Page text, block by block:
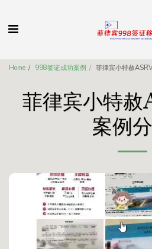
Home 998签证成功案例 菲律宾小特赦
菲律宾小特赦
案例